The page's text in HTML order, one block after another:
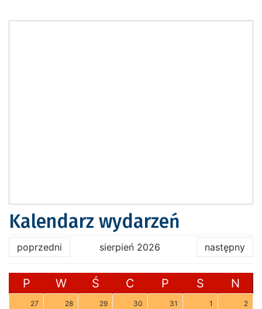
Kalendarz wydarzeń
poprzedni sierpień 2026 następny
P W Ś C P S N
27 28 29 30 31 1 2